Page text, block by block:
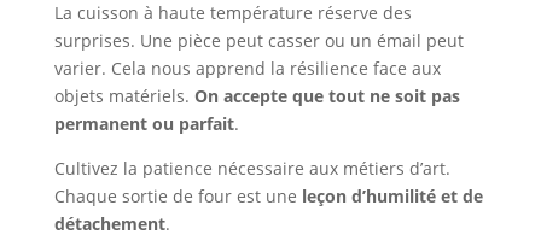
La cuisson à haute température réserve des
surprises. Une pièce peut casser ou un émail peut
varier. Cela nous apprend la résilience face aux
objets matériels. On accepte que tout ne soit pas
permanent ou parfait.
Cultivez la patience nécessaire aux métiers d’art.
Chaque sortie de four est une leçon d’humilité et de
détachement.